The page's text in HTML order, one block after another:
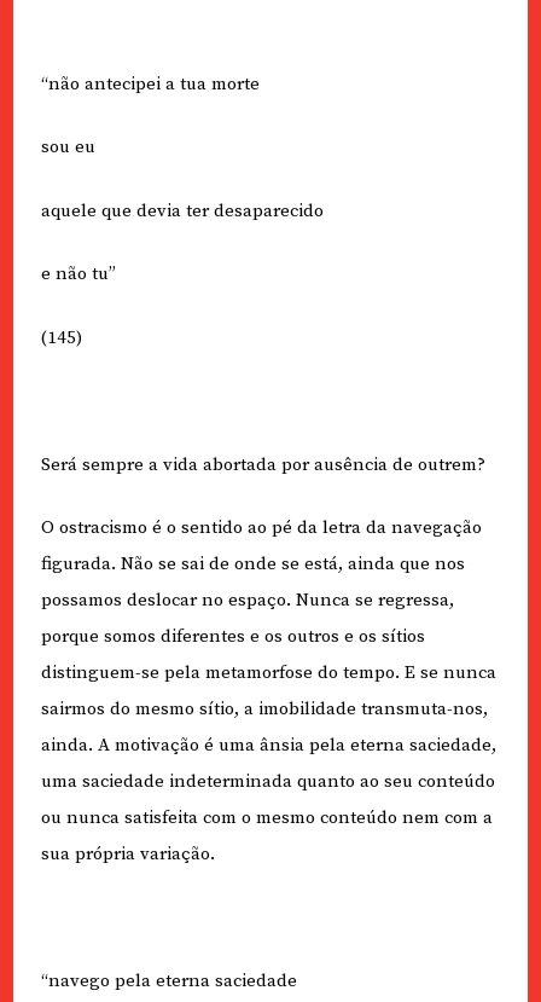
“não antecipei a tua morte
sou eu
aquele que devia ter desaparecido
e não tu”
(145)
Será sempre a vida abortada por ausência de outrem?
O ostracismo é o sentido ao pé da letra da navegação
figurada. Não se sai de onde se está, ainda que nos
possamos deslocar no espaço. Nunca se regressa,
porque somos diferentes e os outros e os sítios
distinguem-se pela metamorfose do tempo. E se nunca
sairmos do mesmo sítio, a imobilidade transmuta-nos,
ainda. A motivação é uma ânsia pela eterna saciedade,
uma saciedade indeterminada quanto ao seu conteúdo
ou nunca satisfeita com o mesmo conteúdo nem com a
sua própria variação.
“navego pela eterna saciedade